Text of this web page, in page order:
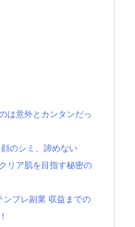
は意外とカンタンだっ
のシミ、諦めない
リア肌を目指す秘密の
プレ副業 収益までの